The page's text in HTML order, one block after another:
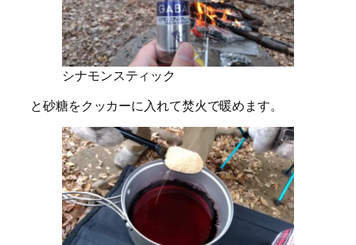
シナモンスティック
と砂糖をクッカーに入れて焚火で暖めます。